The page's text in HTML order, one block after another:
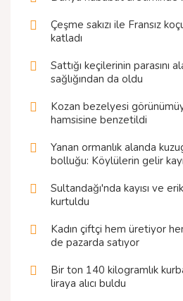
Çeşme sakızı ile Fransız
katladı
Sattığı keçilerinin parasını
sağlığından da oldu
Kozan bezelyesi
hamsisine benzetildi
Yanan ormanlık alanda
bolluğu: Köylülerin gelir
Sultandağı'nda kayısı ve
kurtuldu
Kadın çiftçi hem üretiyor
de pazarda satıyor
Bir ton 140 kilogramlık
liraya alıcı buldu